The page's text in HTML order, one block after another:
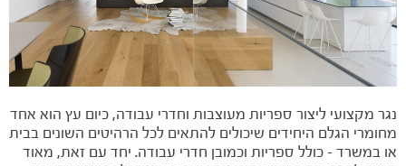
נגר מקצועי ליצור ספריות מעוצבות וחדרי עבודה, כיום עץ הוא אחד
מחומרי הגלם היחידים שיכולים להתאים לכל הרהיטים השונים בבית
או במשרד – כולל ספריות וכמובן חדרי עבודה. יחד עם זאת, מאוד